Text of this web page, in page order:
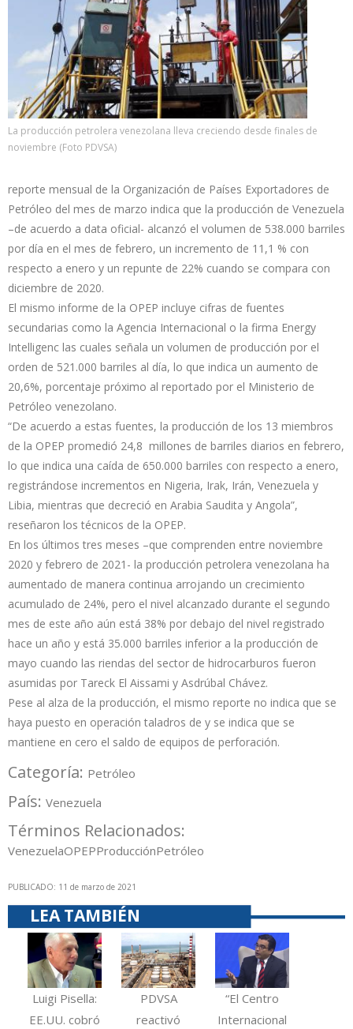
La producción petrolera venezolana lleva creciendo desde finales de
noviembre (Foto PDVSA)
reporte mensual de la Organización de Países Exportadores de
Petróleo del mes de marzo indica que la producción de Venezuela
–de acuerdo a data oficial- alcanzó el volumen de 538.000 barriles
por día en el mes de febrero, un incremento de 11,1 % con
respecto a enero y un repunte de 22% cuando se compara con
diciembre de 2020.
El mismo informe de la OPEP incluye cifras de fuentes
secundarias como la Agencia Internacional o la firma Energy
Intelligenc las cuales señala un volumen de producción por el
orden de 521.000 barriles al día, lo que indica un aumento de
20,6%, porcentaje próximo al reportado por el Ministerio de
Petróleo venezolano.
“De acuerdo a estas fuentes, la producción de los 13 miembros
de la OPEP promedió 24,8 millones de barriles diarios en febrero,
lo que indica una caída de 650.000 barriles con respecto a enero,
registrándose incrementos en Nigeria, Irak, Irán, Venezuela y
Libia, mientras que decreció en Arabia Saudita y Angola”,
reseñaron los técnicos de la OPEP.
En los últimos tres meses –que comprenden entre noviembre
2020 y febrero de 2021- la producción petrolera venezolana ha
aumentado de manera continua arrojando un crecimiento
acumulado de 24%, pero el nivel alcanzado durante el segundo
mes de este año aún está 38% por debajo del nivel registrado
hace un año y está 35.000 barriles inferior a la producción de
mayo cuando las riendas del sector de hidrocarburos fueron
asumidas por Tareck El Aissami y Asdrúbal Chávez.
Pese al alza de la producción, el mismo reporte no indica que se
haya puesto en operación taladros de y se indica que se
mantiene en cero el saldo de equipos de perforación.
Categoría: Petróleo
País: Venezuela
Términos Relacionados:
VenezuelaOPEPProducciónPetróleo
PUBLICADO: 11 de marzo de 2021
LEA TAMBIÉN
Luigi Pisella:
EE.UU. cobró
PDVSA
reactivó
“El Centro
Internacional